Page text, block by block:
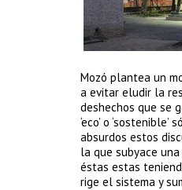
Mozó plantea un
a evitar eludir la
deshechos que se
‘eco’ o
absurdos estos
la que subyace
éstas estas
rige el sistema y